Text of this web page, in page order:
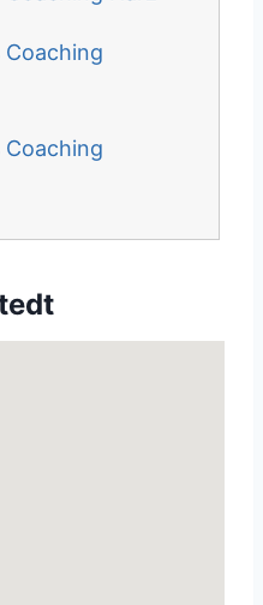
Coaching
Coaching